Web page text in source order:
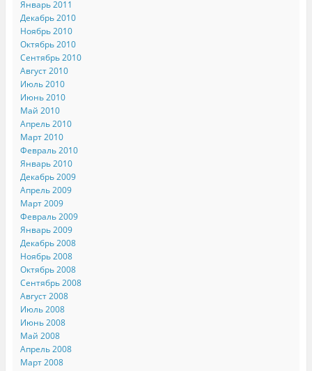
Январь 2011
Декабрь 2010
Ноябрь 2010
Октябрь 2010
Сентябрь 2010
Август 2010
Июль 2010
Июнь 2010
Май 2010
Апрель 2010
Март 2010
Февраль 2010
Январь 2010
Декабрь 2009
Апрель 2009
Март 2009
Февраль 2009
Январь 2009
Декабрь 2008
Ноябрь 2008
Октябрь 2008
Сентябрь 2008
Август 2008
Июль 2008
Июнь 2008
Май 2008
Апрель 2008
Март 2008